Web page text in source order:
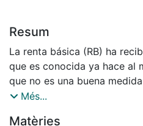
Resum
La renta básica (RB) ha
que es conocida ya hace al
que no es una buena
que tiene algunas
Més...
Matèries